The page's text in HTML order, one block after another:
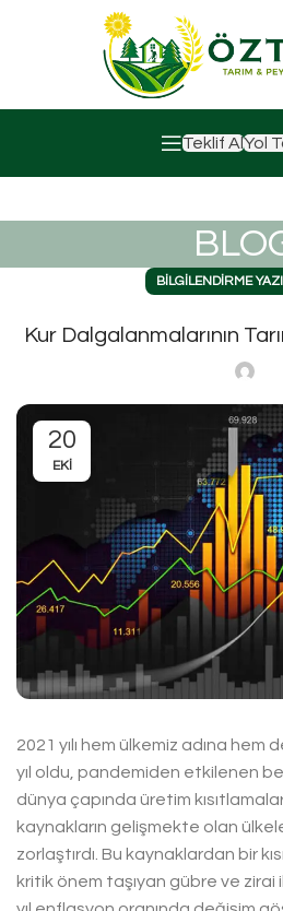
Teklif AlYol
BILGILENDIRME
Kur Dalgalanmalarının
20
EKI
2021 yılı hem ülkemiz adına hem
yıl oldu, pandemiden etkilenen
dünya çapında üretim
kaynakların gelişmekte olan
zorlaştırdı. Bu kaynaklardan bir
kritik önem taşıyan gübre ve zirai